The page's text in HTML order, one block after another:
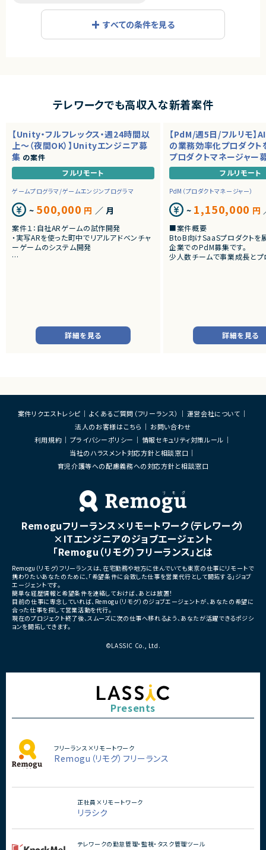
Java×Webデザイナー/ディレクター案件一覧
Java×インフラエンジニア/SRE案件一覧
Java×iOSエンジニア案件一覧
Java×ゲームプログラマ/ゲームエンジンプログラマ案件一覧
Java×QA・テストエンジニア案件一覧
Java×データサイエンティスト案件一覧
Java×AI/LLM/機械学習エンジニア案件一覧
Java×データアナリスト案件一覧
Java×データエンジニア案件一覧
Java×コンサルタント案件一覧
開発経験×働き方
Java×フルリモート案件一覧
Java×シフト（移行）型リモート案件一覧
Java×ハイブリッド型リモート案件一覧
開発経験×月収
Java×月収30万円以上案件一覧
Java×月収40万円以上案件一覧
Java×月収50万円以上案件一覧
Java×月収60万円以上案件一覧
Java×月収70万円以上案件一覧
Java×月収80万円以上案件一覧
Java×月収90万円以上案件一覧
Java×月収100万円以上案件一覧
開発経験×時給
Java×時給2000円以上案件一覧
Java×時給3000円以上案件一覧
すべての条件を見る
テレワークでも高収入な新着案件
【Unity・フルフレックス・週24時間以
上～（夜間OK）】Unityエンジニア募
集 の案件
フルリモート
ゲームプログラマ/ゲームエンジンプログラマ
~ 500,000 円 ／ 月
案件１：自社ARゲームの試作開発
・実写ARを使った町中でリアルアドベンチャ
ーゲームのシステム開発
詳細を見る
【PdM/週5日/フルリモ】
の業務効率化プロダクト
プロダクトマネージャー
フルリモート
PdM（プロダクトマネージャー）
~ 1,150,000 円
■案件概要
BtoB向けSaaSプロダクトを
企業でのPdM募集です。
少人数チームで事業成長とプ
・新規サービス開発プロジェ
・仮説立案、検証、優先順位
・KPI設計、ロードマップ策定
・エンジニア、デザイナー、CS
ィングとの連携推進
■募集背景
・既存サービス拡大および新
■担当工程
・要件定義
・仕様設計
・プロダクト企画
・開発推進
・運用改善
・フルリモート勤務可能
・10:15から朝会あり
・長期参画前提案件
詳細を見る
案件リクエストレシピ よくあるご質問（フリーランス）
運営会社について
法人のお客様はこちら
お問い合わせ
利用規約
プライバシーポリシー
情報セキュリティ対策ルール
当社のハラスメント対応方針と相談窓口
育児介護等への配慮義務への対応方針と相談窓口
Remoguフリーランス×リモートワーク（テレワーク）
×ITエンジニアのジョブエージェント
「Remogu（リモグ）フリーランス」とは
Remogu（リモグ）フリーランスは、在宅勤務や地方に住んでいても東京の仕事にリモートで
携わりたいあなたのために、「希望条件に合致した仕事を営業代行として開拓する」ジョブ
エージェントです。
簡単な経歴情報と希望条件を連絡しておけば、あとは放置！
目前の仕事に専念していれば、Remogu（リモグ）のジョブエージェントが、あなたの希望に
合った仕事を探して営業活動を代行。
現在のプロジェクト終了後、スムーズに次の仕事へ移れるよう、あなたが活躍できるポジシ
ョンを開拓してきます。
©LASSIC Co., Ltd.
Presents
フリーランス×リモートワーク
Remogu（リモグ）フリーランス
正社員×リモートワーク
リラシク
テレワークの勤怠管理・監視・タスク管理ツール